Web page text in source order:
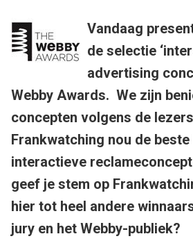
Vandaag
de selectie
advertising
Webby Awards. We zijn
concepten volgens de
Frankwatching nou de
interactieve
geef je stem op
hier tot heel andere
jury en het Webby-publiek?